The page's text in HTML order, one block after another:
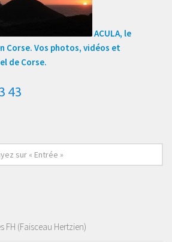
ACULA, le
Corse. Vos photos, vidéos et
de Corse.
FH (Faisceau Hertzien)